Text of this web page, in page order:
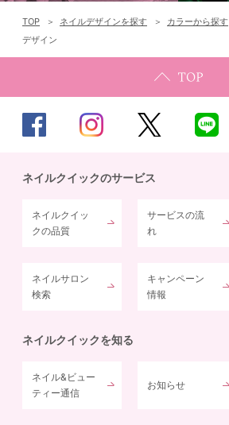
TOP ネイルデザインを探す カラーから探す
デザイン
ネイルクイックのサービス
ネイルクイッ
クの品質
サービスの流
れ
ネイルサロン
検索
キャンペーン
情報
ネイルクイックを知る
ネイル&ビュー
ティー通信
お知らせ